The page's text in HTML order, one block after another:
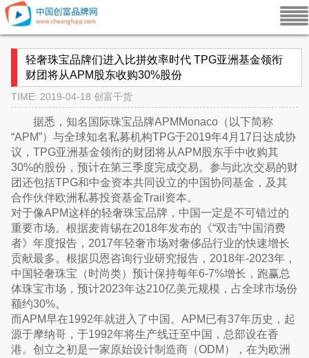
轻奢珠宝品牌们进入比拼效率时代 TPG亚洲基金领衔
财团将从APM股东收购30%股份
TIME: 2019-04-18 创富干货
据悉，知名国际珠宝品牌APMMonaco（以下简称
“APM”）与全球知名私募机构TPG于2019年4月17日达成协
议，TPG亚洲基金领衔的财团将从APM股东手中收购其
30%的股份，预计在第三季度完成交易。参与此次交易的财
团还包括TPG和中金资本共同设立的中国协同基金，及其
合作伙伴欧洲私募投资基金Trail资本。
对于像APM这样的轻奢珠宝品牌，中国一定是不可错过的
重要市场。根据麦肯锡在2018年发布的《“双击”中国消费
者》年度报告，2017年轻奢市场对奢侈品行业的快速增长
贡献最多。根据贝恩咨询行业研究报告，2018年-2023年，
中国轻奢珠宝（时尚类）预计保持每年6-7%增长，跑赢总
体珠宝市场，预计2023年达210亿美元规模，占全球市场份
额约30%。
而APM早在1992年就进入了中国。APM已有37年历史，起
源于摩纳哥，于1992年将生产线迁至中国，总部设在香
港。创立之初是一家原始设计制造商（ODM），在为欧洲